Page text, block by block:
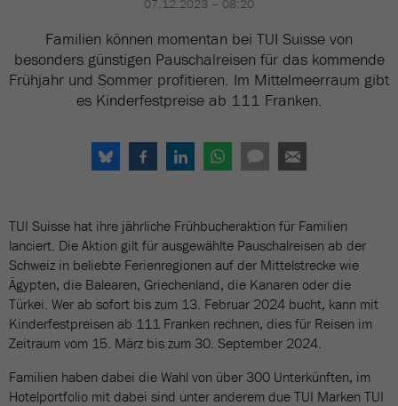
07.12.2023 – 08:20
Familien können momentan bei TUI Suisse von
besonders günstigen Pauschalreisen für das kommende
Frühjahr und Sommer profitieren. Im Mittelmeerraum gibt
es Kinderfestpreise ab 111 Franken.
TUI Suisse hat ihre jährliche Frühbucheraktion für Familien
lanciert. Die Aktion gilt für ausgewählte Pauschalreisen ab der
Schweiz in beliebte Ferienregionen auf der Mittelstrecke wie
Ägypten, die Balearen, Griechenland, die Kanaren oder die
Türkei. Wer ab sofort bis zum 13. Februar 2024 bucht, kann mit
Kinderfestpreisen ab 111 Franken rechnen, dies für Reisen im
Zeitraum vom 15. März bis zum 30. September 2024.
Familien haben dabei die Wahl von über 300 Unterkünften, im
Hotelportfolio mit dabei sind unter anderem due TUI Marken TUI